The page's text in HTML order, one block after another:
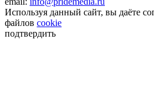
Используя данный сайт, вы даёте
файлов cookie
подтвердить